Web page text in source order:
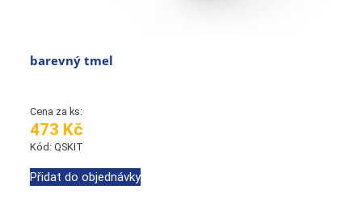
barevný tmel
Cena za ks:
473 Kč
Kód: QSKIT
Přidat do objednávky